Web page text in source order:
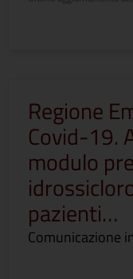
Regione
Covid-19.
modulo
pazienti…
Comunicazione